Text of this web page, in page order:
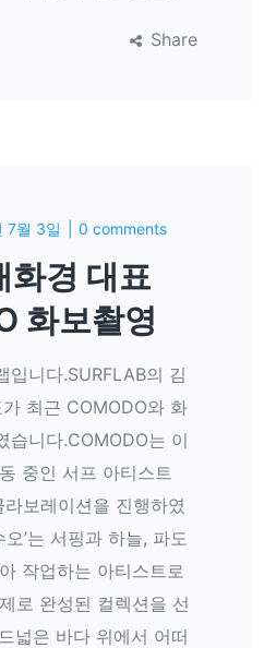
Share
7월 3일 0 comments
화경 대표
화보촬영
입니다.SURFLAB의 김
최근 COMODO와 화
습니다.COMODO는 이
중인 서프 아티스트
라보레이션을 진행하였
오’는 서핑과 하늘, 파도
작업하는 아티스트로
로 완성된 컬렉션을 선
넓은 바다 위에서 어떠